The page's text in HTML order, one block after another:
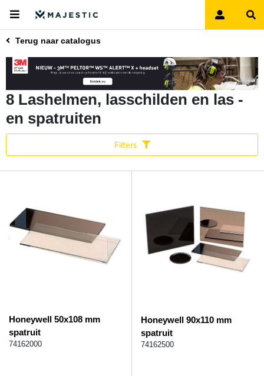
Terug naar catalogus
8 Lashelmen, lasschilden en las -
en spatruiten
Filters
Honeywell 50x108 mm
spatruit
74162000
Honeywell 90x110 mm
spatruit
74162500